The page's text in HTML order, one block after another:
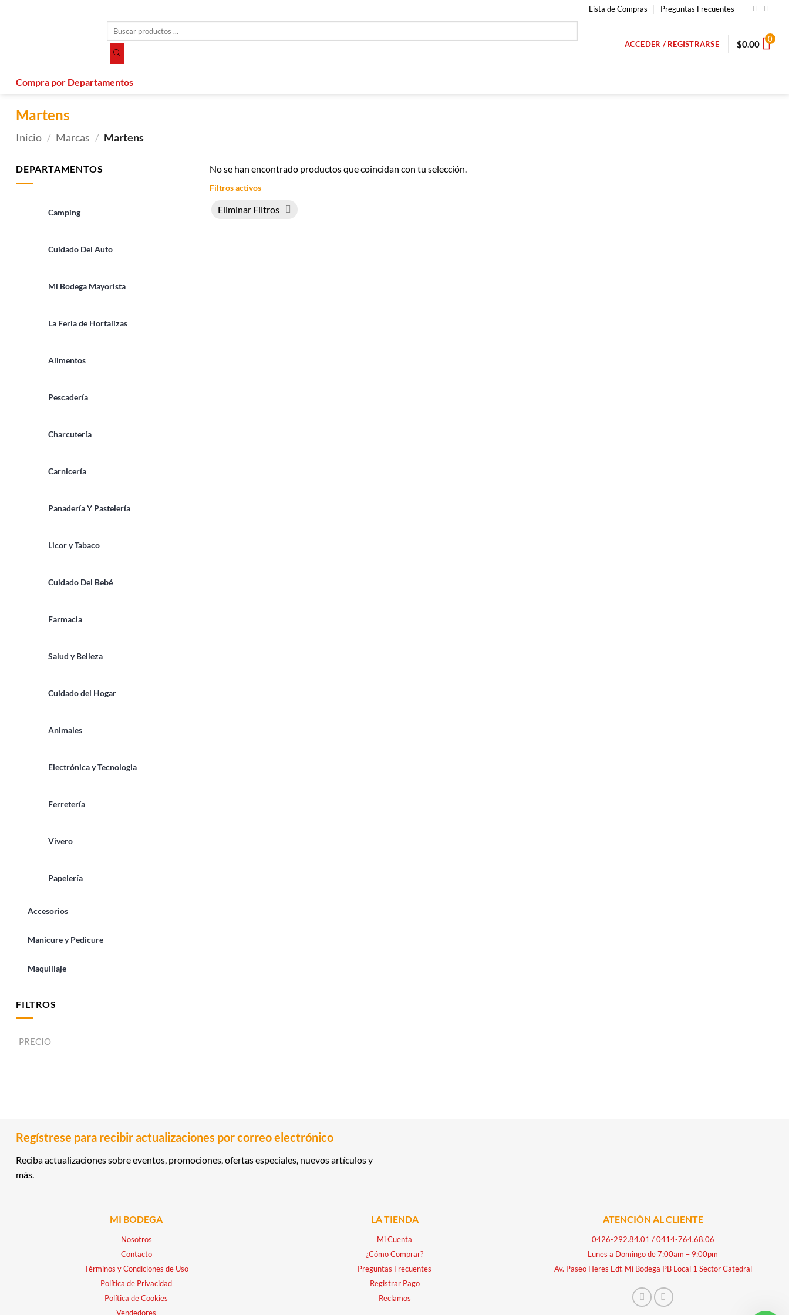
Lista de Compras Preguntas Frecuentes
productos
ACCEDER / REGISTRARSE $0.00 0
Compra por Departamentos
Martens
Inicio / Marcas / Martens
DEPARTAMENTOS
Camping
Cuidado Del Auto
Mi Bodega Mayorista
La Feria de Hortalizas
Alimentos
Pescadería
Charcutería
Carnicería
Panadería Y Pastelería
Licor y Tabaco
Cuidado Del Bebé
Farmacia
Salud y Belleza
Cuidado del Hogar
Animales
Electrónica y Tecnologia
Ferretería
Vivero
Papelería
Accesorios
Manicure y Pedicure
Maquillaje
FILTROS
PRECIO
No se han encontrado productos que coincidan con tu selección.
Filtros activos
Eliminar Filtros
Regístrese para recibir actualizaciones por correo electrónico
Reciba actualizaciones sobre eventos, promociones, ofertas especiales, nuevos artículos y
más.
MI BODEGA
Nosotros
Contacto
Términos y Condiciones de Uso
Política de Privacidad
Política de Cookies
Vendedores
LA TIENDA
Mi Cuenta
¿Cómo Comprar?
Preguntas Frecuentes
Registrar Pago
Reclamos
ATENCIÓN AL CLIENTE
0426-292.84.01 /0414-764.68.06
Lunes a Domingo de 7:00am – 9:00pm
Av. Paseo Heres Edf. Mi Bodega PB Local 1 Sector Catedral